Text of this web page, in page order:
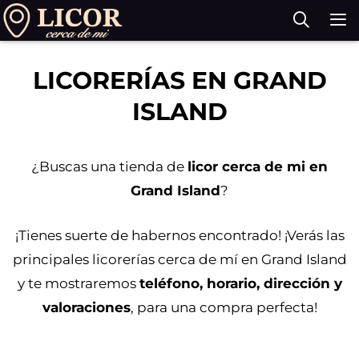
Saltar
al
LICORERÍAS EN GRAND
ISLAND
¿Buscas una tienda de licor cerca de mi en
Grand Island?
¡Tienes suerte de habernos encontrado! ¡Verás las
principales licorerías cerca de mí en Grand Island
y te mostraremos teléfono, horario, dirección y
valoraciones, para una compra perfecta!